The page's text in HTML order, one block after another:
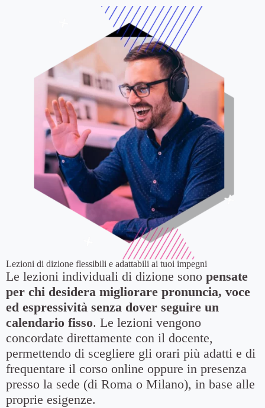
Lezioni di dizione flessibili e adattabili ai tuoi impegni
Le lezioni individuali di dizione sono pensate
per chi desidera migliorare pronuncia, voce
ed espressività senza dover seguire un
calendario fisso. Le lezioni vengono
concordate direttamente con il docente,
permettendo di scegliere gli orari più adatti e di
frequentare il corso online oppure in presenza
presso la sede (di Roma o Milano), in base alle
proprie esigenze.